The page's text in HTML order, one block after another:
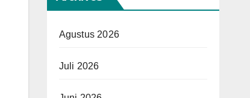
Agustus 2026
Juli 2026